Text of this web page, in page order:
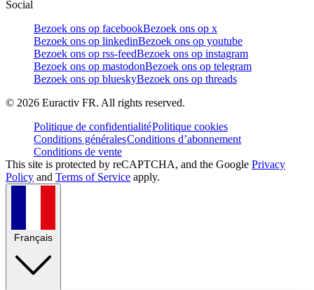
Social
Bezoek ons op facebookBezoek ons op x
Bezoek ons op linkedinBezoek ons op youtube
Bezoek ons op rss-feedBezoek ons op instagram
Bezoek ons op mastodonBezoek ons op telegram
Bezoek ons op blueskyBezoek ons op threads
© 2026 Euractiv FR. All rights reserved.
Politique de confidentialitéPolitique cookies
Conditions généralesConditions d’abonnement
Conditions de vente
This site is protected by reCAPTCHA, and the Google Privacy
Policy and Terms of Service apply.
Français